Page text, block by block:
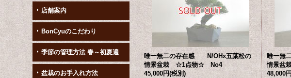
店舗案内
BonCyuのこだわり
季節の管理方法 春～初夏遍
盆栽のお手入れ方法
唯一無二の存在感 N/OHx五葉松の
情景盆栽 ☆1点物☆ No4
45,000円(税別)
唯一無
情景
48,000